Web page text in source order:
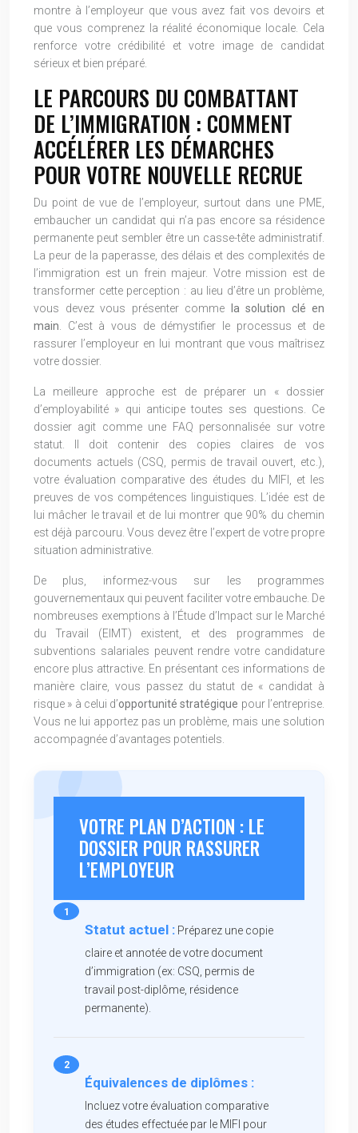
montre à l’employeur que vous avez fait vos devoirs et
que vous comprenez la réalité économique locale. Cela
renforce votre crédibilité et votre image de candidat
sérieux et bien préparé.
LE PARCOURS DU COMBATTANT
DE L’IMMIGRATION : COMMENT
ACCÉLÉRER LES DÉMARCHES
POUR VOTRE NOUVELLE RECRUE
Du point de vue de l’employeur, surtout dans une PME,
embaucher un candidat qui n’a pas encore sa résidence
permanente peut sembler être un casse-tête administratif.
La peur de la paperasse, des délais et des complexités de
l’immigration est un frein majeur. Votre mission est de
transformer cette perception : au lieu d’être un problème,
vous devez vous présenter comme la solution clé en
main . C’est à vous de démystifier le processus et de
rassurer l’employeur en lui montrant que vous maîtrisez
votre dossier.
La meilleure approche est de préparer un « dossier
d’employabilité » qui anticipe toutes ses questions. Ce
dossier agit comme une FAQ personnalisée sur votre
statut. Il doit contenir des copies claires de vos
documents actuels (CSQ, permis de travail ouvert, etc.),
votre évaluation comparative des études du MIFI, et les
preuves de vos compétences linguistiques. L’idée est de
lui mâcher le travail et de lui montrer que 90% du chemin
est déjà parcouru. Vous devez être l’expert de votre propre
situation administrative.
De plus, informez-vous sur les programmes
gouvernementaux qui peuvent faciliter votre embauche. De
nombreuses exemptions à l’Étude d’Impact sur le Marché
du Travail (EIMT) existent, et des programmes de
subventions salariales peuvent rendre votre candidature
encore plus attractive. En présentant ces informations de
manière claire, vous passez du statut de « candidat à
risque » à celui d’opportunité stratégique pour l’entreprise.
Vous ne lui apportez pas un problème, mais une solution
accompagnée d’avantages potentiels.
VOTRE PLAN D’ACTION : LE
DOSSIER POUR RASSURER
L’EMPLOYEUR
Statut actuel : Préparez une copie
claire et annotée de votre document
d’immigration (ex: CSQ, permis de
travail post-diplôme, résidence
permanente).
Équivalences de diplômes :
Incluez votre évaluation comparative
des études effectuée par le MIFI pour